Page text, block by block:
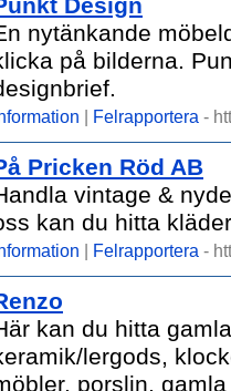
Design
nytänkande
på bilderna.
| Felrapportera -
Pricken Röd AB
vintage &
kan du hitta
| Felrapportera -
kan du hitta
lergods,
porslin,